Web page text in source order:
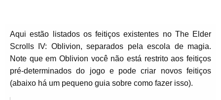
Aqui estão listados os feitiços existentes no The Elder
Scrolls IV: Oblivion, separados pela escola de magia.
Note que em Oblivion você não está restrito aos feitiços
pré-determinados do jogo e pode criar novos feitiços
(abaixo há um pequeno guia sobre como fazer isso).